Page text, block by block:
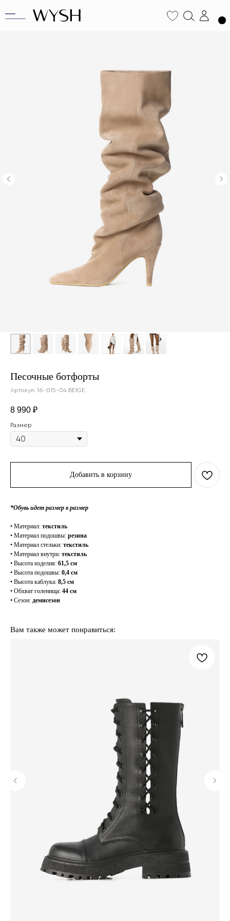
Песочные ботфорты
Артикул: 16-015-04-BEIGE
8 990 ₽
Размер
Добавить в корзину
*Обувь идет размер в размер
• Материал: текстиль
• Материал подошвы: резина
• Материал стельки: текстиль
• Материал внутри: текстиль
• Высота изделия: 61,5 см
• Высота подошвы: 0,4 см
• Высота каблука: 8,5 см
• Обхват голенища: 44 см
• Сезон: демисезон
Вам также может понравиться: